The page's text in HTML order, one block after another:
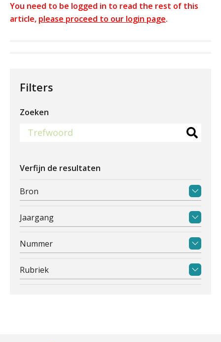
You need to be logged in to read the rest of this
article, please proceed to our login page.
Filters
Zoeken
Verfijn de resultaten
Bron
Jaargang
Nummer
Rubriek